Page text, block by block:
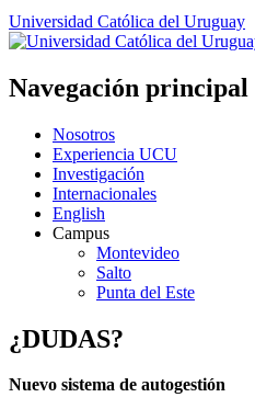
Universidad Católica del Uruguay
Navegación principal
Nosotros
Experiencia UCU
Investigación
Internacionales
English
Campus
Montevideo
Salto
Punta del Este
¿DUDAS?
Nuevo sistema de autogestión